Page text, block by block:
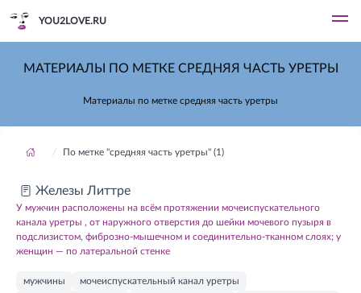
YOU2LOVE.RU
МАТЕРИАЛЫ ПО МЕТКЕ СРЕДНЯЯ ЧАСТЬ УРЕТРЫ
Материалы по метке средняя часть уретры
По метке "средняя часть уретры" (1)
Железы Литтре
У мужчин расположены на всём протяжении мочеиспускательного
канала уретры , от наружного отверстия до шейки мочевого пузыря в
подслизистом, фиброзно-мышечном и соединительно-тканном слоях; у
женщин — по латеральной стенке
мужчины
мочеиспускательный канал уретры